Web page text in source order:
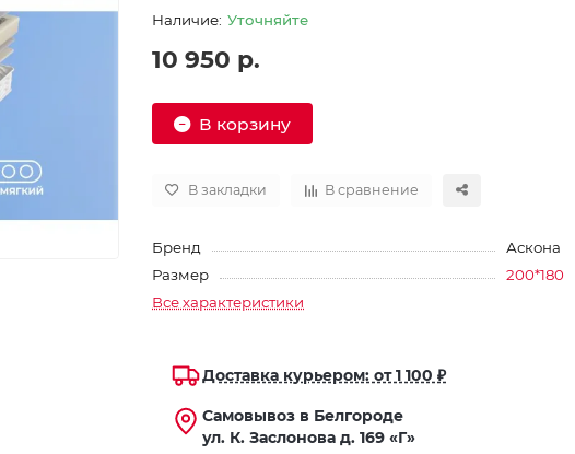
Уточняйте
10 950 р.
В корзину
В закладки В сравнение
Бренд
Аскона
Размер
200*180
Все характеристики
Доставка курьером: от 1 100 ₽
Самовывоз в Белгороде
ул. К. Заслонова д. 169 «Г»